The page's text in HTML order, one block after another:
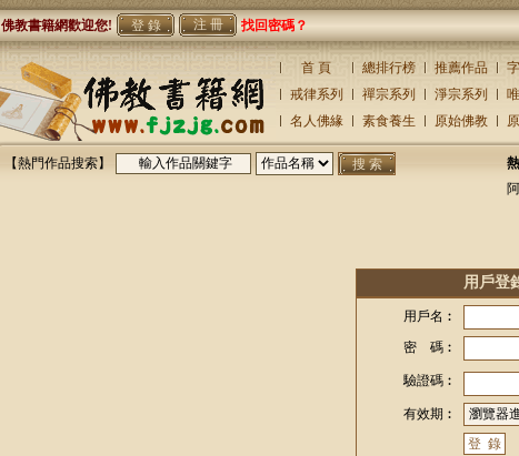
佛教書籍網歡迎您! 注 冊 找回密碼？
首 頁 總排行榜 推薦作品
戒律系列
禪宗系列 淨宗系列
名人佛緣
素食養生 原始佛教
【熱門作品搜索】
用戶登
用戶名︰
密 碼︰
驗證碼︰
有效期︰